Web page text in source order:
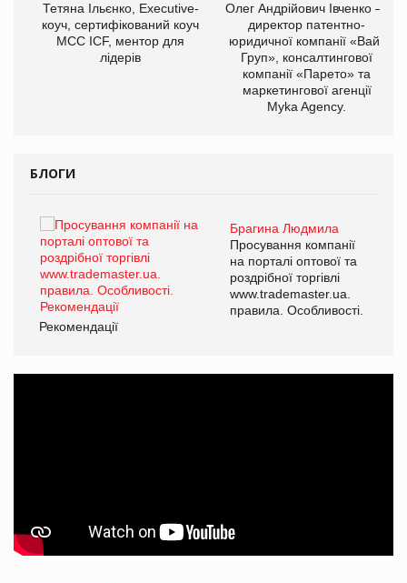
Тетяна Ільєнко, Executive-
коуч, сертифікований коуч
МСС ICF, ментор для
лідерів
Олег Андрійович Івченко —
директор патентно-
юридичної компанії «Вайз
Груп», консалтингової
компанії «Парето» та
маркетингової агенції
Myka Agency.
БЛОГИ
Брагина Людмила
Просування компанії
на порталі оптової та
роздрібної торгівлі
www.trademaster.ua.
правила. Особливості.
Рекомендації